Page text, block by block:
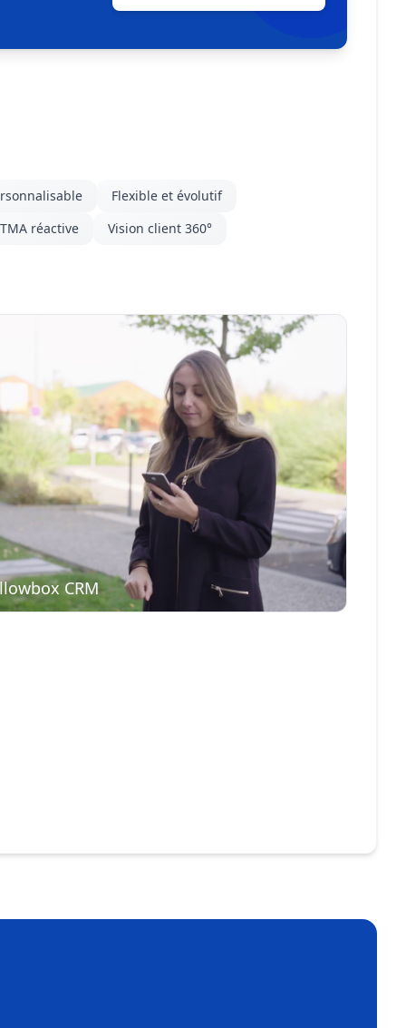
Flexible et évolutif
TMA réactive
Vision client 360°
CRM